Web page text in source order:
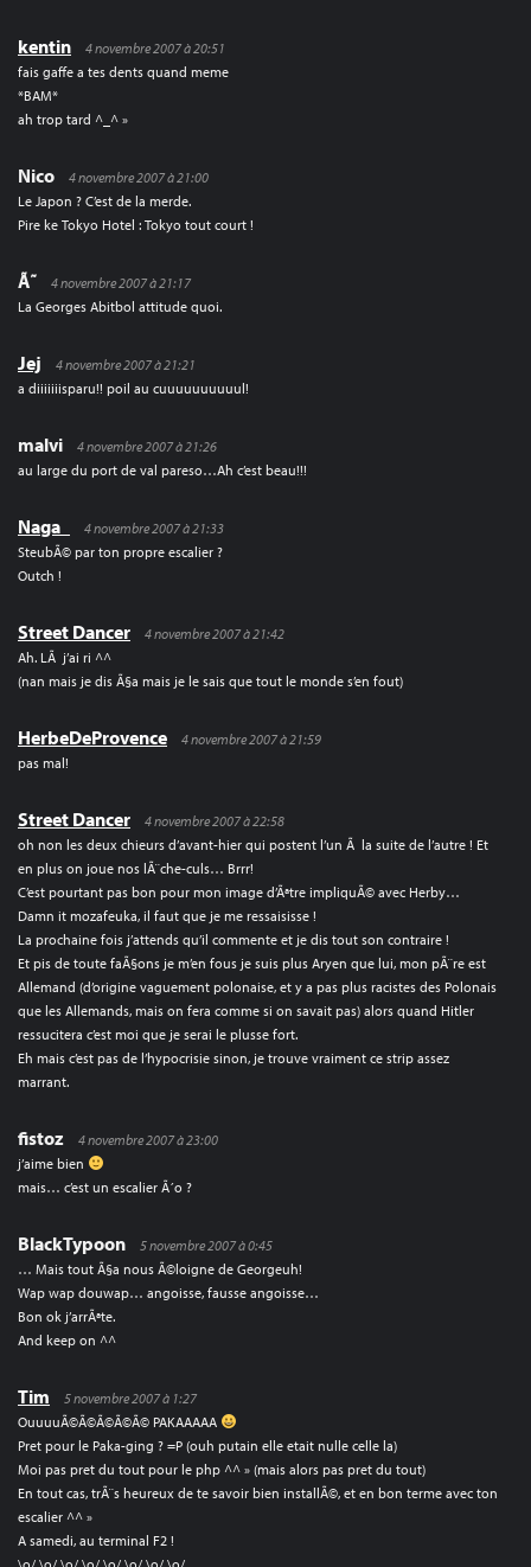
kentin
4 novembre 2007 à 20:51
fais gaffe a tes dents quand meme
*BAM*
ah trop tard ^_^ »
Nico
4 novembre 2007 à 21:00
Le Japon ? C’est de la merde.
Pire ke Tokyo Hotel : Tokyo tout court !
Ã˜
4 novembre 2007 à 21:17
La Georges Abitbol attitude quoi.
Jej
4 novembre 2007 à 21:21
a diiiiiiisparu!! poil au cuuuuuuuuuul!
malvi
4 novembre 2007 à 21:26
au large du port de val pareso…Ah c’est beau!!!
Naga_
4 novembre 2007 à 21:33
SteubÃ© par ton propre escalier ?
Outch !
Street Dancer
4 novembre 2007 à 21:42
Ah. LÃ j’ai ri ^^
(nan mais je dis Ã§a mais je le sais que tout le monde s’en fout)
HerbeDeProvence
4 novembre 2007 à 21:59
pas mal!
Street Dancer
4 novembre 2007 à 22:58
oh non les deux chieurs d’avant-hier qui postent l’un Ã la suite de l’autre ! Et
en plus on joue nos lÃ¨che-culs… Brrr!
C’est pourtant pas bon pour mon image d’Ãªtre impliquÃ© avec Herby…
Damn it mozafeuka, il faut que je me ressaisisse !
La prochaine fois j’attends qu’il commente et je dis tout son contraire !
Et pis de toute faÃ§ons je m’en fous je suis plus Aryen que lui, mon pÃ¨re est
Allemand (d’origine vaguement polonaise, et y a pas plus racistes des Polonais
que les Allemands, mais on fera comme si on savait pas) alors quand Hitler
ressucitera c’est moi que je serai le plusse fort.
Eh mais c’est pas de l’hypocrisie sinon, je trouve vraiment ce strip assez
marrant.
fistoz
4 novembre 2007 à 23:00
j’aime bien
mais… c’est un escalier Ã´o ?
BlackTypoon
5 novembre 2007 à 0:45
… Mais tout Ã§a nous Ã©loigne de Georgeuh!
Wap wap douwap… angoisse, fausse angoisse…
Bon ok j’arrÃªte.
And keep on ^^
Tim
5 novembre 2007 à 1:27
OuuuuÃ©Ã©Ã©Ã©Ã© PAKAAAAA
Pret pour le Paka-ging ? =P (ouh putain elle etait nulle celle la)
Moi pas pret du tout pour le php ^^ » (mais alors pas pret du tout)
En tout cas, trÃ¨s heureux de te savoir bien installÃ©, et en bon terme avec ton
escalier ^^ »
A samedi, au terminal F2 !